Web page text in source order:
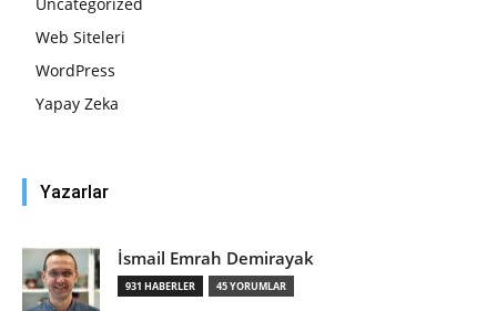
Web Siteleri
WordPress
Yapay Zeka
Yazarlar
İsmail Emrah Demirayak
931 HABERLER 45 YORUMLAR